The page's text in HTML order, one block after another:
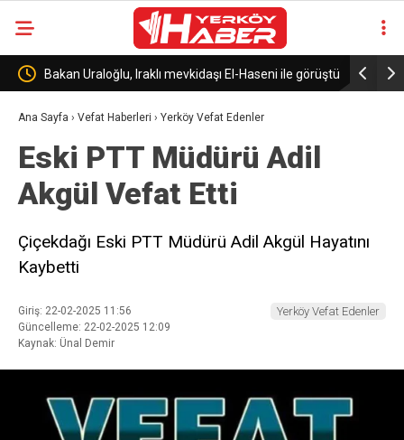
Iraklı mevkidaşı El-Haseni ile görüştü Kırşehir’de rüşvet
Ana Sayfa › Vefat Haberleri › Yerköy Vefat Edenler
Eski PTT Müdürü Adil
Akgül Vefat Etti
Çiçekdağı Eski PTT Müdürü Adil Akgül Hayatını
Kaybetti
Giriş: 22-02-2025 11:56
Güncelleme: 22-02-2025 12:09
Kaynak: Ünal Demir
Yerköy Vefat Edenler